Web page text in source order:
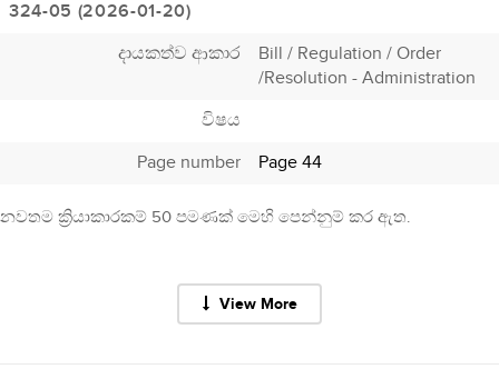
324-05 (2026-01-20)
දායකත්ව ආකාර
Bill / Regulation / Order
/Resolution - Administration
විෂය
Page number
Page 44
නවතම ක්‍රියාකාරකම් 50 පමණක් මෙහි පෙන්නුම් කර ඇත.
View More